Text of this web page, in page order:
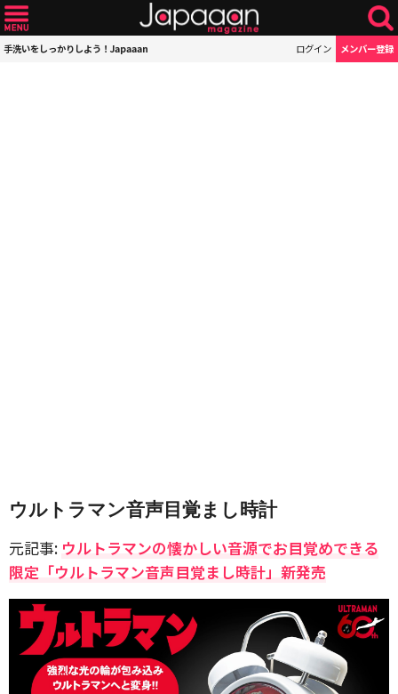
手洗いをしっかりしよう！Japaaan ログイン メンバー登録
ウルトラマン音声目覚まし時計
元記事: ウルトラマンの懐かしい音源でお目覚めできる
限定「ウルトラマン音声目覚まし時計」新発売